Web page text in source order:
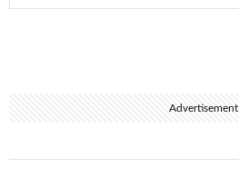
Advertisement